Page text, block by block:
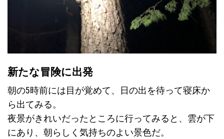
新たな冒険に出発
朝の5時前には目が覚めて、日の出を待って寝床か
ら出てみる。
夜景がきれいだったところに行ってみると、雲が下
にあり、朝らしく気持ちのよい景色だ。